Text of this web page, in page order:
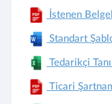
İstenen
Standart
Tedarikçi
Ticari